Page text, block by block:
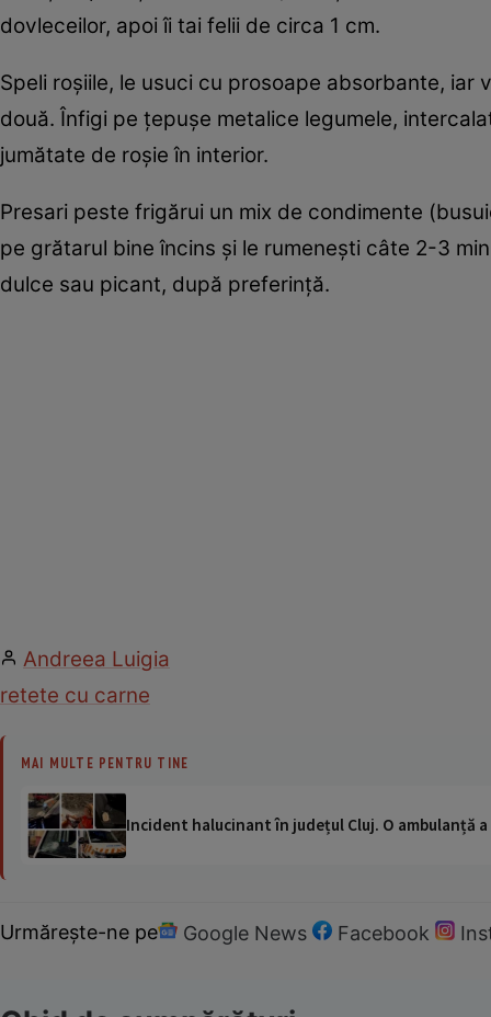
dovleceilor, apoi îi tai felii de circa 1 cm.
Speli roşiile, le usuci cu prosoape absorbante, iar
două. Înfigi pe ţepuşe metalice legumele,
jumătate de roşie în interior.
Presari peste frigărui un mix de condimente
pe grătarul bine încins şi le rumeneşti câte 2-3
dulce sau picant, după preferinţă.
Andreea Luigia
retete cu carne
MAI MULTE PENTRU TINE
Incident halucinant în județul Cluj. O ambulanță
Urmărește-ne pe Google News Facebook